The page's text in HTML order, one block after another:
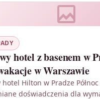
hotel z basenem w
w Warszawie
hotel Hilton w Pradze
doświadczenia dla